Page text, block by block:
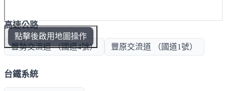
點擊後啟用地圖操作
高速公路
豐勢交流道 （國道4號） 豐原交流道 （國道1號）
台鐵系統